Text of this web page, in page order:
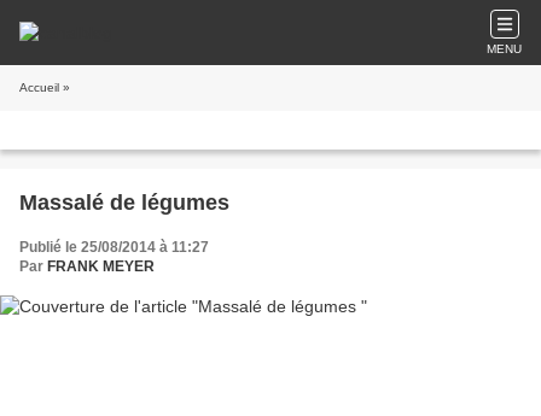
MENU
Accueil »
Massalé de légumes
Publié le 25/08/2014 à 11:27
Par FRANK MEYER